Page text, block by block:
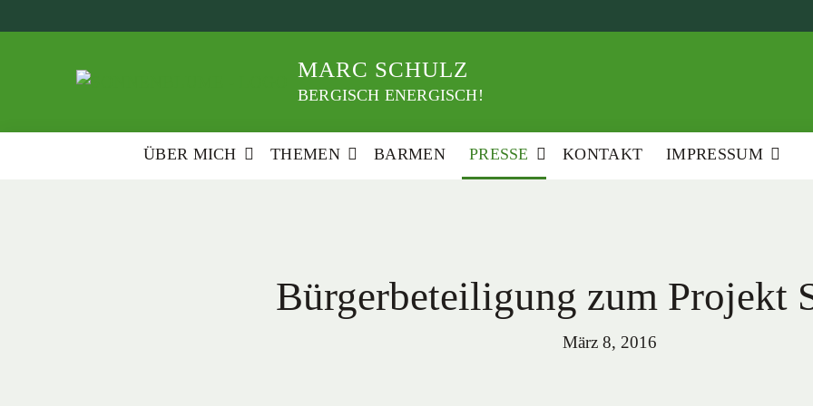
zum
MARC SCHULZ
BERGISCH ENERGISCH!
ÜBER MICH THEMEN BARMEN PRESSE KONTAKT IMPRESSUM
Bürgerbeteiligung zum Projekt
März 8, 2016